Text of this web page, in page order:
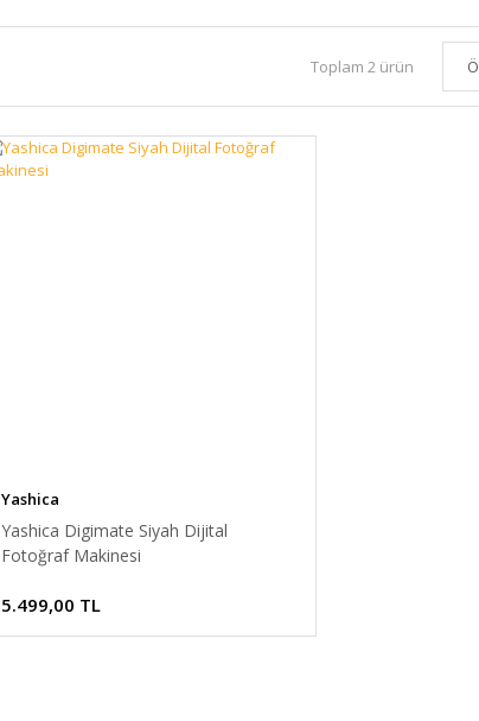
Toplam 2 ürün
Yashica
Yashica Digimate Siyah Dijital
Fotoğraf Makinesi
5.499,00 TL